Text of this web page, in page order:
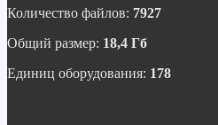
Количество файлов: 7927
Общий размер: 18,4 Гб
Единиц оборудования: 178